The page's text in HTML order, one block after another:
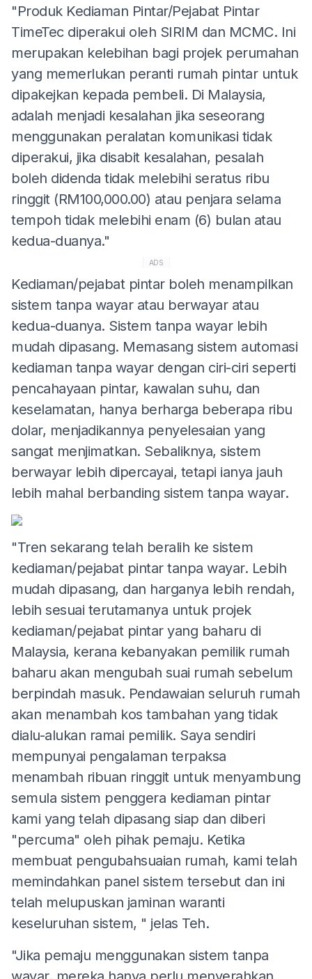
"Produk Kediaman Pintar/Pejabat Pintar
TimeTec diperakui oleh SIRIM dan MCMC. Ini
merupakan kelebihan bagi projek perumahan
yang memerlukan peranti rumah pintar untuk
dipakejkan kepada pembeli. Di Malaysia,
adalah menjadi kesalahan jika seseorang
menggunakan peralatan komunikasi tidak
diperakui, jika disabit kesalahan, pesalah
boleh didenda tidak melebihi seratus ribu
ringgit (RM100,000.00) atau penjara selama
tempoh tidak melebihi enam (6) bulan atau
kedua-duanya."
ADS
Kediaman/pejabat pintar boleh menampilkan
sistem tanpa wayar atau berwayar atau
kedua-duanya. Sistem tanpa wayar lebih
mudah dipasang. Memasang sistem automasi
kediaman tanpa wayar dengan ciri-ciri seperti
pencahayaan pintar, kawalan suhu, dan
keselamatan, hanya berharga beberapa ribu
dolar, menjadikannya penyelesaian yang
sangat menjimatkan. Sebaliknya, sistem
berwayar lebih dipercayai, tetapi ianya jauh
lebih mahal berbanding sistem tanpa wayar.
"Tren sekarang telah beralih ke sistem
kediaman/pejabat pintar tanpa wayar. Lebih
mudah dipasang, dan harganya lebih rendah,
lebih sesuai terutamanya untuk projek
kediaman/pejabat pintar yang baharu di
Malaysia, kerana kebanyakan pemilik rumah
baharu akan mengubah suai rumah sebelum
berpindah masuk. Pendawaian seluruh rumah
akan menambah kos tambahan yang tidak
dialu-alukan ramai pemilik. Saya sendiri
mempunyai pengalaman terpaksa
menambah ribuan ringgit untuk menyambung
semula sistem penggera kediaman pintar
kami yang telah dipasang siap dan diberi
"percuma" oleh pihak pemaju. Ketika
membuat pengubahsuaian rumah, kami telah
memindahkan panel sistem tersebut dan ini
telah melupuskan jaminan waranti
keseluruhan sistem, " jelas Teh.
"Jika pemaju menggunakan sistem tanpa